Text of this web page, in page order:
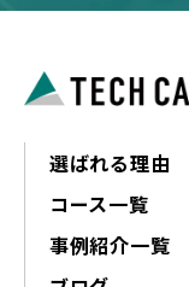
選ばれる理由
コース一覧
事例紹介一覧